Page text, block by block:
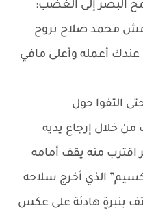
البصر إلى الغضب:
مش محمد صلاح بروح
عندك أعمله وأعلى مافي
التفوا حول
خلال إرجاع يديه
منه يقف أمامه
الذي أخرج سلاحه
بنبرةٍ هادئة على عكس